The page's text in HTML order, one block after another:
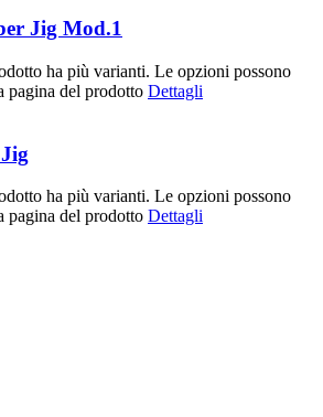
Jig Mod.1
ha più varianti. Le opzioni possono
pagina del prodotto Dettagli
ha più varianti. Le opzioni possono
pagina del prodotto Dettagli